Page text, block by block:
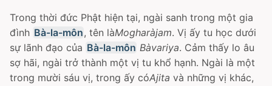
Trong thời đức Phật hiện tại, ngài sanh trong một gia
đình Bà-la-môn, tên làMogharàjam. Vị ấy tu học dưới
sự lãnh đạo của Bà-la-môn Bàvariya. Cảm thấy lo âu
sợ hãi, ngài trở thành một vị tu khổ hạnh. Ngài là một
trong mười sáu vị, trong ấy cóAjita và những vị khác,